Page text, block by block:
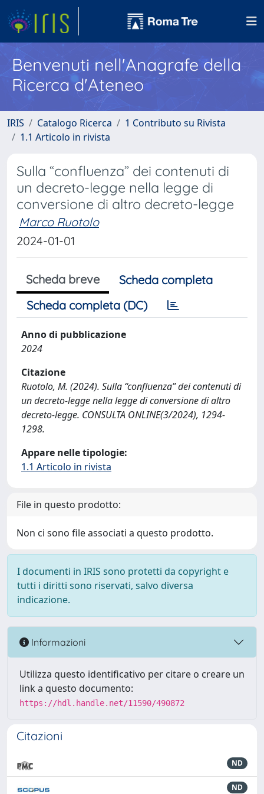
Benvenuti nell'Anagrafe della
Ricerca d'Ateneo
IRIS Catalogo Ricerca
1 Contributo su Rivista
1.1 Articolo in rivista
Sulla “confluenza” dei contenuti di
un decreto-legge nella legge di
conversione di altro decreto-legge
Marco Ruotolo
2024-01-01
Scheda breve
Scheda completa
Scheda completa (DC)
Anno di pubblicazione
2024
Citazione
Ruotolo, M. (2024). Sulla “confluenza” dei contenuti di
un decreto-legge nella legge di conversione di altro
decreto-legge. CONSULTA ONLINE(3/2024), 1294-
1298.
Appare nelle tipologie:
1.1 Articolo in rivista
File in questo prodotto:
Non ci sono file associati a questo prodotto.
I documenti in IRIS sono protetti da copyright e
tutti i diritti sono riservati, salvo diversa
indicazione.
Informazioni
Utilizza questo identificativo per citare o creare un
link a questo documento:
https://hdl.handle.net/11590/490872
Citazioni
ND
ND